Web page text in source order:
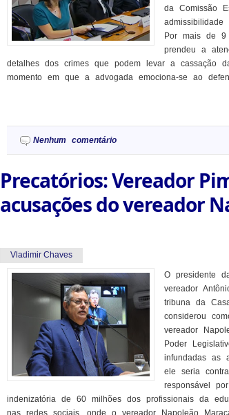
da Comissão
Por mais de 9
prendeu a
detalhes dos crimes que podem levar a cassação
momento em que a advogada emociona-se ao
Nenhum comentário
Precatórios: Vereador
acusações do vereador
Vladimir Chaves
O presidente
vereador
tribuna da
considerou
vereador
Poder
infundadas as
ele seria
responsável
indenizatória de 60 milhões dos profissionais da
nas redes sociais, onde o vereador Napoleão